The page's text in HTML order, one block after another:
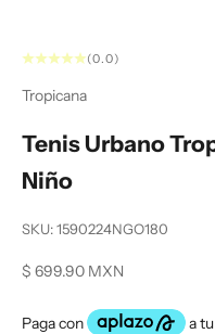
(0.0)
Tropicana
Tenis Urbano
Niño
SKU: 1590224NGO180
Precio de oferta
$ 699.90 MXN